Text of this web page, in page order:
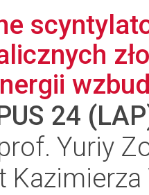
24
Yuriy
Kazimierza